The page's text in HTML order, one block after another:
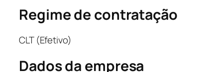
Regime de contratação
CLT (Efetivo)
Dados da empresa